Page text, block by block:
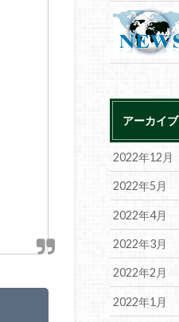
アーカイブ
2022年12月
2022年5月
2022年4月
2022年3月
2022年2月
2022年1月